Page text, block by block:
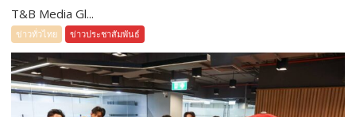
T&B Media Gl...
ข่าวทั่วไทย ข่าวประชาสัมพันธ์